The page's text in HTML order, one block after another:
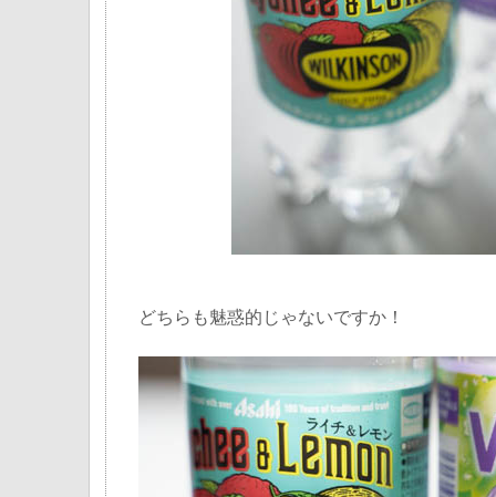
どちらも魅惑的じゃないですか！